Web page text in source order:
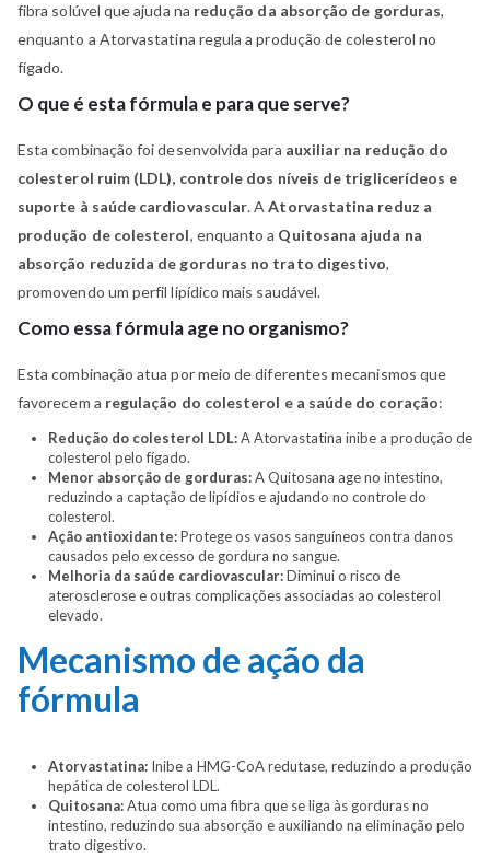
fibra solúvel que ajuda na redução da absorção de gorduras,
enquanto a Atorvastatina regula a produção de colesterol no
fígado.
O que é esta fórmula e para que serve?
Esta combinação foi desenvolvida para auxiliar na redução do
colesterol ruim (LDL), controle dos níveis de triglicerídeos e
suporte à saúde cardiovascular. AAtorvastatina reduz a
produção de colesterol, enquanto a Quitosana ajuda na
absorção reduzida de gorduras no trato digestivo,
promovendo um perfil lipídico mais saudável.
Como essa fórmula age no organismo?
Esta combinação atua por meio de diferentes mecanismos que
favorecem a regulação do colesterol e a saúde do coração:
Redução do colesterol LDL:A Atorvastatina inibe a produção de
colesterol pelo fígado.
Menor absorção de gorduras:A Quitosana age no intestino,
reduzindo a captação de lipídios e ajudando no controle do
colesterol.
Ação antioxidante:Protege os vasos sanguíneos contra danos
causados pelo excesso de gordura no sangue.
Melhoria da saúde cardiovascular:Diminui o risco de
aterosclerose e outras complicações associadas ao colesterol
elevado.
Mecanismo de ação da
fórmula
Atorvastatina:Inibe a HMG-CoA redutase, reduzindo a produção
hepática de colesterol LDL.
Quitosana:Atua como uma fibra que se liga às gorduras no
intestino, reduzindo sua absorção e auxiliando na eliminação pelo
trato digestivo.